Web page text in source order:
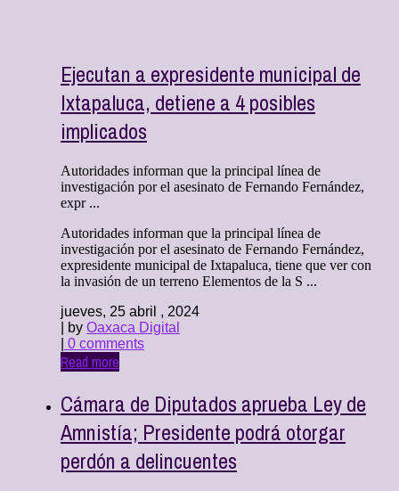
Ejecutan a expresidente municipal de
Ixtapaluca, detiene a 4 posibles
implicados
Autoridades informan que la principal línea de
investigación por el asesinato de Fernando Fernández,
expr ...
Autoridades informan que la principal línea de
investigación por el asesinato de Fernando Fernández,
expresidente municipal de Ixtapaluca, tiene que ver con
la invasión de un terreno Elementos de la S ...
jueves, 25 abril , 2024
| by Oaxaca Digital
0 comments
Read more
Cámara de Diputados aprueba Ley de
Amnistía; Presidente podrá otorgar
perdón a delincuentes